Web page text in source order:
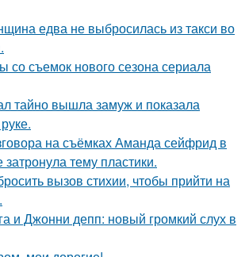
едва не выбросилась из такси во
со съемок нового сезона сериала
тайно вышла замуж и показала
на съёмках Аманда сейфрид в
тему пластики.
вызов стихии, чтобы прийти на
и Джонни депп: новый громкий слух в